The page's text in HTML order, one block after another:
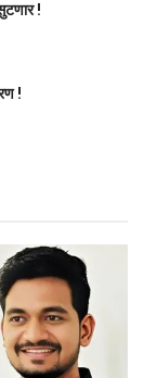
!
!